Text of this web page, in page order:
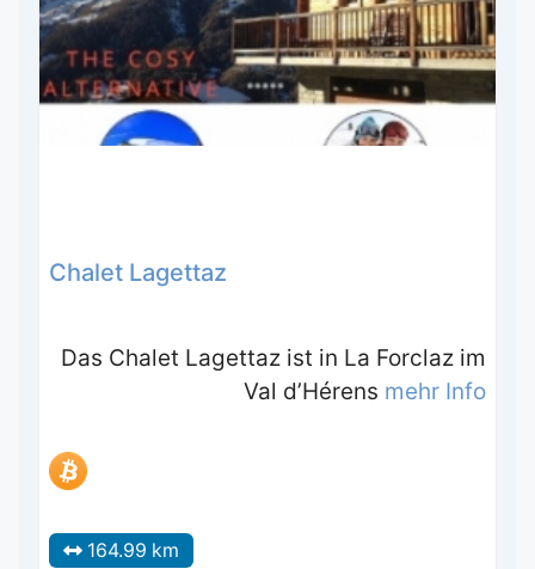
Chalet Lagettaz
Das Chalet Lagettaz ist in La Forclaz im
Val d’Hérens mehr Info
164.99 km